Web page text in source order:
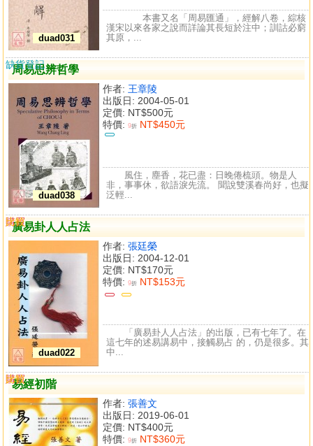
duad031
本書又名「周易匯通」，經解八卷，綜核
漢宋以來各家之說而詳論其長短於注中；訓詁必窮
其原，...
周易思辨哲學
duad038
作者: 王章陵
出版日: 2004-05-01
定價: NT$500元
特價: 9折 NT$450元
缺貨登記
風住，塵香，花已盡：日晚倦梳頭。物是人
非，事事休，欲語淚先流。 聞說雙溪春尚好，也擬
泛輕...
廣易卦人人占法
duad022
作者: 張廷榮
出版日: 2004-12-01
定價: NT$170元
特價: 9折 NT$153元
購買
比較
「廣易卦人人占法」的出版，已有七年了。在
這七年的述易講易中，接觸易占 的，仍是很多。其
中...
易經初階
作者: 張善文
出版日: 2019-06-01
定價: NT$400元
特價: 9折 NT$360元
購買
比較